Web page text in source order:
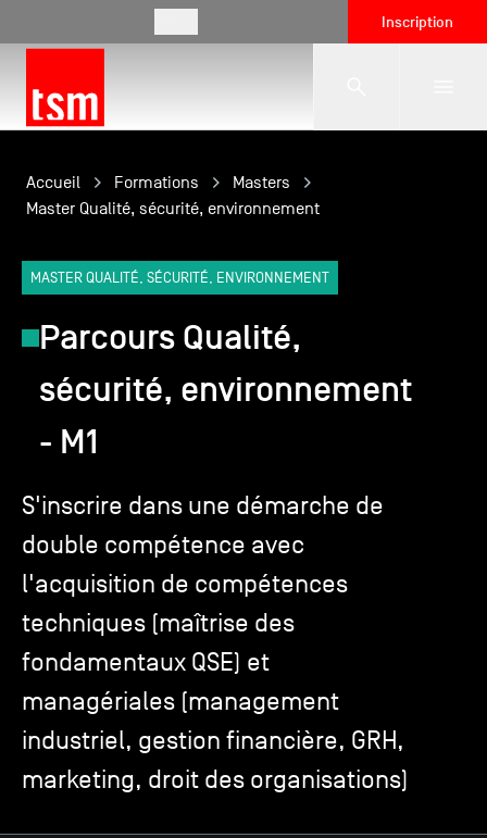
Inscription
L'école
Formations
Vie étudiante
Entreprises
TSM-Research
TSM Doctoral Programme
Alumni
Accueil Formations
Masters
Master Qualité, sécurité, environnement
MASTER QUALITÉ, SÉCURITÉ, ENVIRONNEMENT
Parcours Qualité,
sécurité, environnement
- M1
S'inscrire dans une démarche de
double compétence avec
l'acquisition de compétences
techniques (maîtrise des
fondamentaux QSE) et
managériales (management
industriel, gestion financière, GRH,
marketing, droit des organisations)